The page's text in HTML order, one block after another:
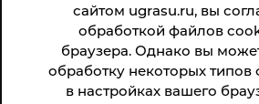
сайтом ugrasu.ru, вы
обработкой файлов
браузера. Однако вы
обработку некоторых
в настройках вашего
Анкета доступна по QR-коду, а